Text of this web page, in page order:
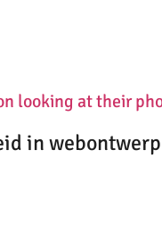
in webontwerp